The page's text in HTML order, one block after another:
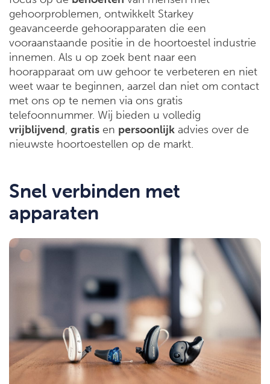
gehoorproblemen, ontwikkelt Starkey
geavanceerde gehoorapparaten die een
vooraanstaande positie in de hoortoestel industrie
innemen. Als u op zoek bent naar een
hoorapparaat om uw gehoor te verbeteren en niet
weet waar te beginnen, aarzel dan niet om contact
met ons op te nemen via ons gratis
telefoonnummer. Wij bieden u volledig
vrijblijvend, gratis en persoonlijk advies over de
nieuwste hoortoestellen op de markt.
Snel verbinden met
apparaten